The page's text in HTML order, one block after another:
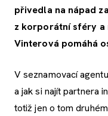
přivedla na nápad
z korporátní sféry a
Vinterová pomáhá
V seznamovací
a jak si najít partnera
totiž jen o tom